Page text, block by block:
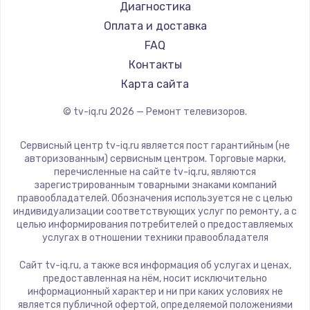
Замена видеокарты
1600 руб.
Заказать
Ремонт разъема питания
880 руб.
Заказать
Замена видеочипа
2745 руб.
Заказать
2600 руб.
Заказать
Hyundai
Doffler
Hiper
Grundig
HITACHI
Yandex
National
iFFALCON
Tuvio
Nord
BenQ
Диагностика
Оплата и доставка
FAQ
Контакты
Карта сайта
© tv-iq.ru 2026 — Ремонт телевизоров.
Сервисный центр tv-iq.ru является пост гарантийным (не
авторизованным) сервисным центром. Торговые марки,
перечисленные на сайте tv-iq.ru, являются
зарегистрированным товарными знаками компаний
правообладателей. Обозначения используется не с целью
индивидуализации соответствующих услуг по ремонту, а с
целью информирования потребителей о предоставляемых
услугах в отношении техники правообладателя
Сайт tv-iq.ru, а также вся информация об услугах и ценах,
предоставленная на нём, носит исключительно
информационный характер и ни при каких условиях не
является публичной офертой, определяемой положениями